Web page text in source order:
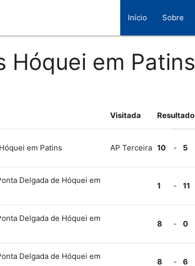
Início Sobre
Hóquei em Patins
Visitada Resultado
em Patins AP Terceira 10 - 5
Delgada de Hóquei em
1 - 11
Delgada de Hóquei em
8 - 0
Delgada de Hóquei em
8 - 6